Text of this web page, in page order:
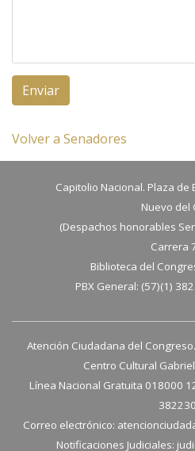
Enviar
Volver a Senadores
Capitolio Nacional. Plaza de
Nuevo del
(Despachos honorables
Carrera
Biblioteca del
PBX General: (57)(1)
Atención Ciudadana del
Centro Cultural
Línea Nacional Gratuita 018000
Correo electrónico:
Notificaciones Judiciales: